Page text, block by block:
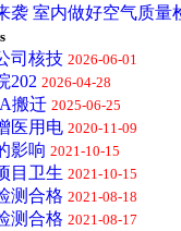
袭 室内做好空气质量
司核技 2026-06-01
202 2026-04-28
搬迁 2025-06-25
医用电 2020-11-09
影响 2021-10-15
目卫生 2021-10-15
测合格 2021-08-18
测合格 2021-08-17